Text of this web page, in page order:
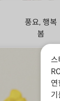
풍요, 행복
봄
스